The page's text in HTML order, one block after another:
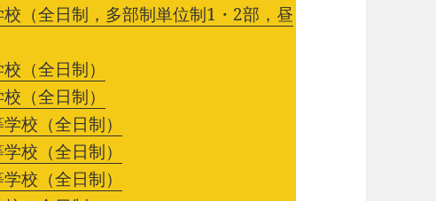
（全日制，多部制単位制1・2部，昼
（全日制）
（全日制）
校（全日制）
校（全日制）
校（全日制）